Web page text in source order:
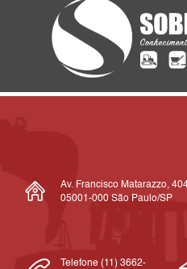
Av. Francisco Matarazzo,
05001-000 São Paulo/SP
Telefone (11) 3662-